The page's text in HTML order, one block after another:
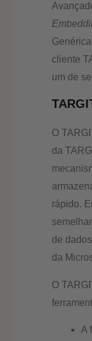
cliente
um de
O
da
rápido.
de
da
O
A